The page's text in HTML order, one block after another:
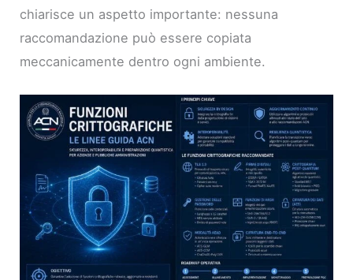
chiarisce un aspetto importante: nessuna
raccomandazione può essere copiata
meccanicamente dentro ogni ambiente.